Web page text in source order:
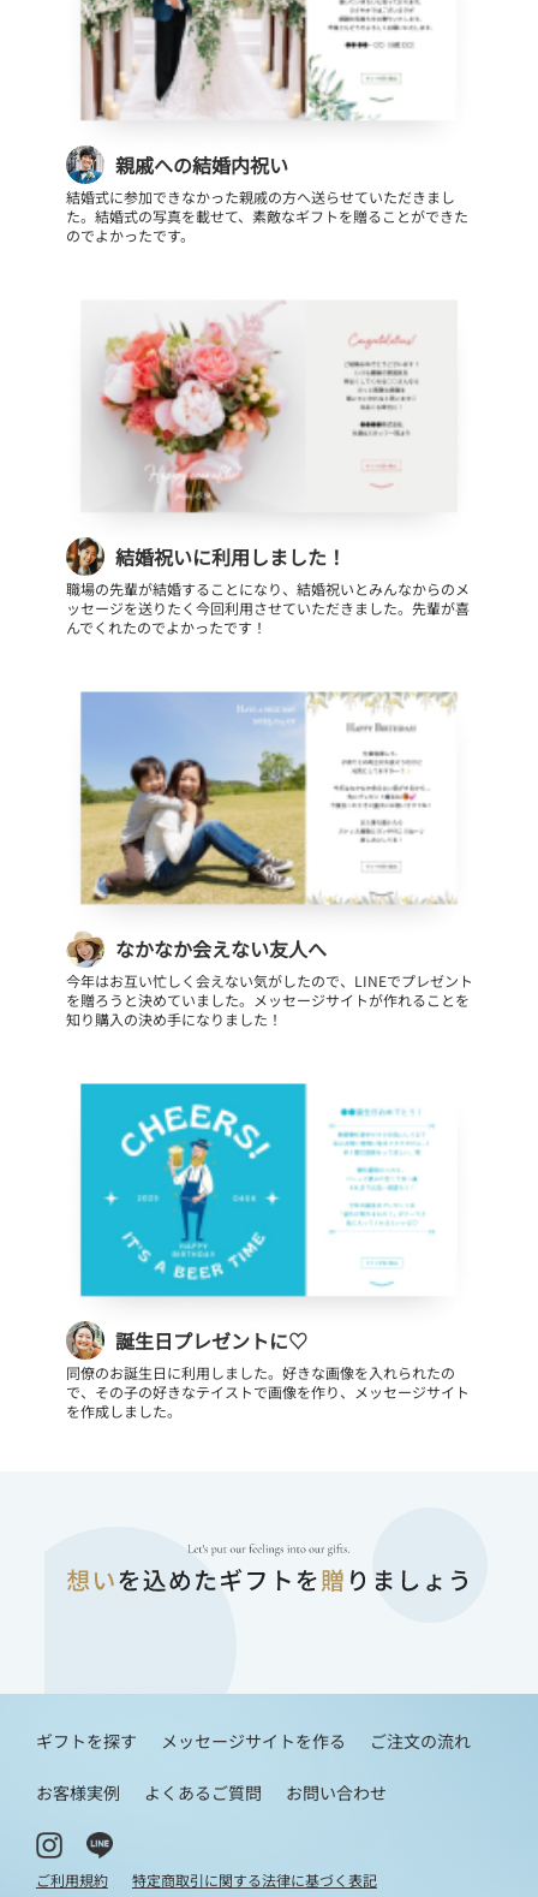
親戚への結婚内祝い
結婚式に参加できなかった親戚の方へ送らせていただきまし
た。結婚式の写真を載せて、素敵なギフトを贈ることができた
のでよかったです。
結婚祝いに利用しました！
職場の先輩が結婚することになり、結婚祝いとみんなからのメ
ッセージを送りたく今回利用させていただきました。先輩が喜
んでくれたのでよかったです！
なかなか会えない友人へ
今年はお互い忙しく会えない気がしたので、LINEでプレゼント
を贈ろうと決めていました。メッセージサイトが作れることを
知り購入の決め手になりました！
誕生日プレゼントに♡
同僚のお誕生日に利用しました。好きな画像を入れられたの
で、その子の好きなテイストで画像を作り、メッセージサイト
を作成しました。
ギフトを探す メッセージサイトを作る ご注文の流れ
お客様実例 よくあるご質問 お問い合わせ
ご利用規約 特定商取引に関する法律に基づく表記